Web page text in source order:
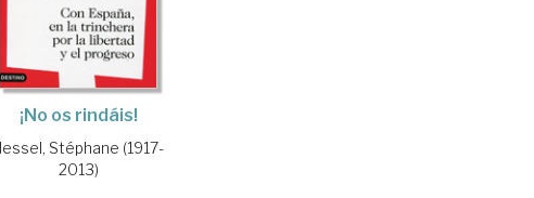
¡No os rindáis!
Stéphane (1917-
2013)